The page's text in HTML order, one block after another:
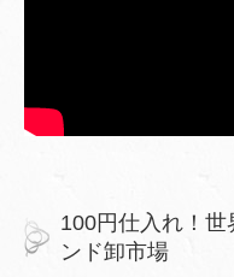
100円仕入れ！世
ンド卸市場